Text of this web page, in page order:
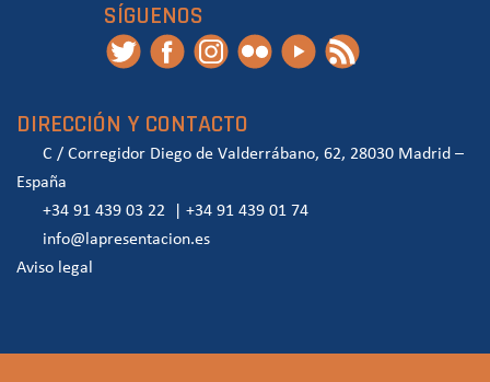
SÍGUENOS
DIRECCIÓN Y CONTACTO
C / Corregidor Diego de Valderrábano, 62, 28030 Madrid –
España
+34 91 439 03 22
+34 91 439 01 74
info@lapresentacion.es
Aviso legal